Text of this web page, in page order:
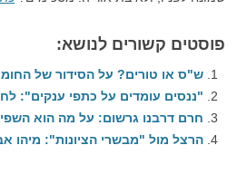
פוסטים קשורים לנושא:
ש"ס או טורים? על הסידור של
"ננסים עומדים על כתפי ענקים":
חרם דרבנו גרשום: על מה הוא
הרצל מול "מבשרי הציונות": מיהו